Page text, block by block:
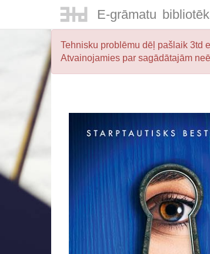
E-grāmatu
Tehnisku problēmu dēļ pašlaik 3td
Atvainojamies par sagādātajām